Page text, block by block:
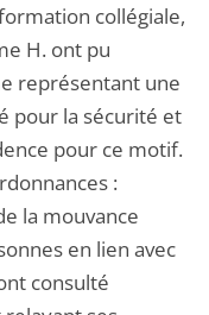
collégiale,
H. ont pu
représentant une
pour la sécurité et
pour ce motif.
:
la mouvance
en lien avec
consulté